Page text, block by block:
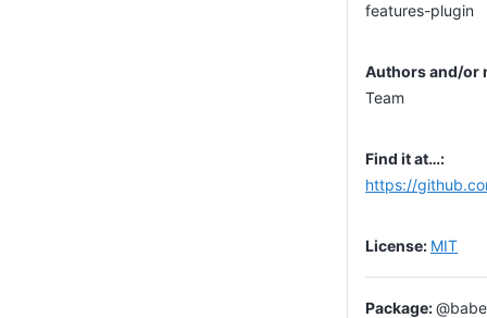
features-plugin
Team
https://
MIT